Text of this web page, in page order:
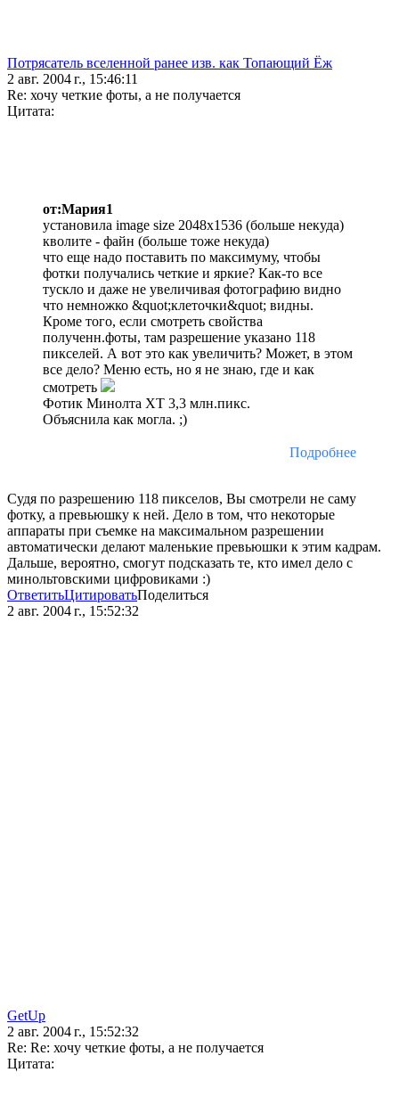
Потрясатель вселенной ранее изв. как Топающий Ёж
2 авг. 2004 г., 15:46:11
Re: хочу четкие фоты, а не получается
Цитата:
от:Мария1
установила image size 2048х1536 (больше некуда)
кволите - файн (больше тоже некуда)
что еще надо поставить по максимуму, чтобы
фотки получались четкие и яркие? Как-то все
тускло и даже не увеличивая фотографию видно
что немножко &quot;клеточки&quot; видны.
Кроме того, если смотреть свойства
полученн.фоты, там разрешение указано 118
пикселей. А вот это как увеличить? Может, в этом
все дело? Меню есть, но я не знаю, где и как
смотреть
Фотик Минолта XT 3,3 млн.пикс.
Объяснила как могла. ;)
Подробнее
Судя по разрешению 118 пикселов, Вы смотрели не саму
фотку, а превьюшку к ней. Дело в том, что некоторые
аппараты при съемке на максимальном разрешении
автоматически делают маленькие превьюшки к этим кадрам.
Дальше, вероятно, смогут подсказать те, кто имел дело с
минольтовскими цифровиками :)
ОтветитьЦитироватьПоделиться
2 авг. 2004 г., 15:52:32
GetUp
2 авг. 2004 г., 15:52:32
Re: Re: хочу четкие фоты, а не получается
Цитата: